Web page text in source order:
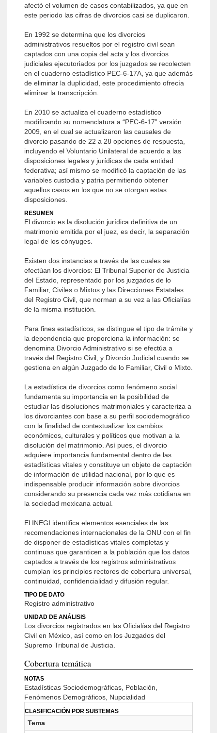
afectó el volumen de casos contabilizados, ya que en
este periodo las cifras de divorcios casi se duplicaron.
En 1992 se determina que los divorcios
administrativos resueltos por el registro civil sean
captados con una copia del acta y los divorcios
judiciales ejecutoriados por los juzgados se recolecten
en el cuaderno estadístico PEC-6-17A, ya que además
de eliminar la duplicidad, este procedimiento ofrecía
eliminar la transcripción.
En 2010 se actualiza el cuaderno estadístico
modificando su nomenclatura a “PEC-6-17” versión
2009, en el cual se actualizaron las causales de
divorcio pasando de 22 a 28 opciones de respuesta,
incluyendo el Voluntario Unilateral de acuerdo a las
disposiciones legales y jurídicas de cada entidad
federativa; así mismo se modificó la captación de las
variables custodia y patria permitiendo obtener
aquellos casos en los que no se otorgan estas
disposiciones.
RESUMEN
El divorcio es la disolución jurídica definitiva de un
matrimonio emitida por el juez, es decir, la separación
legal de los cónyuges.
Existen dos instancias a través de las cuales se
efectúan los divorcios: El Tribunal Superior de Justicia
del Estado, representado por los juzgados de lo
Familiar, Civiles o Mixtos y las Direcciones Estatales
del Registro Civil, que norman a su vez a las Oficialías
de la misma institución.
Para fines estadísticos, se distingue el tipo de trámite y
la dependencia que proporciona la información: se
denomina Divorcio Administrativo si se efectúa a
través del Registro Civil, y Divorcio Judicial cuando se
gestiona en algún Juzgado de lo Familiar, Civil o Mixto.
La estadística de divorcios como fenómeno social
fundamenta su importancia en la posibilidad de
estudiar las disoluciones matrimoniales y caracteriza a
los divorciantes con base a su perfil sociodemográfico
con la finalidad de contextualizar los cambios
económicos, culturales y políticos que motivan a la
disolución del matrimonio. Así pues, el divorcio
adquiere importancia fundamental dentro de las
estadísticas vitales y constituye un objeto de captación
de información de utilidad nacional, por lo que es
indispensable producir información sobre divorcios
considerando su presencia cada vez más cotidiana en
la sociedad mexicana actual.
El INEGI identifica elementos esenciales de las
recomendaciones internacionales de la ONU con el fin
de disponer de estadísticas vitales completas y
continuas que garanticen a la población que los datos
captados a través de los registros administrativos
cumplan los principios rectores de cobertura universal,
continuidad, confidencialidad y difusión regular.
TIPO DE DATO
Registro administrativo
UNIDAD DE ANÁLISIS
Los divorcios registrados en las Oficialías del Registro
Civil en México, así como en los Juzgados del
Supremo Tribunal de Justicia.
Cobertura temática
NOTAS
Estadísticas Sociodemográficas, Población,
Fenómenos Demográficos, Nupcialidad
CLASIFICACIÓN POR SUBTEMAS
Tema